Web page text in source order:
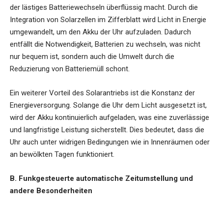
der lästiges Batteriewechseln überflüssig macht. Durch die
Integration von Solarzellen im Zifferblatt wird Licht in Energie
umgewandelt, um den Akku der Uhr aufzuladen. Dadurch
entfällt die Notwendigkeit, Batterien zu wechseln, was nicht
nur bequem ist, sondern auch die Umwelt durch die
Reduzierung von Batteriemüll schont.
Ein weiterer Vorteil des Solarantriebs ist die Konstanz der
Energieversorgung. Solange die Uhr dem Licht ausgesetzt ist,
wird der Akku kontinuierlich aufgeladen, was eine zuverlässige
und langfristige Leistung sicherstellt. Dies bedeutet, dass die
Uhr auch unter widrigen Bedingungen wie in Innenräumen oder
an bewölkten Tagen funktioniert.
B. Funkgesteuerte automatische Zeitumstellung und
andere Besonderheiten